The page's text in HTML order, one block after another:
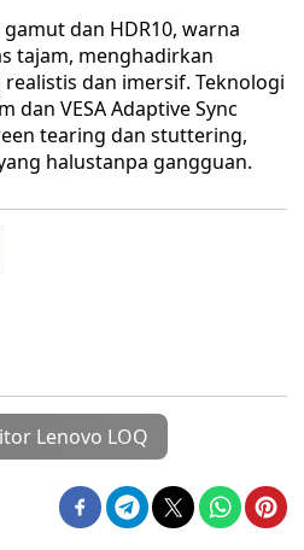
dan HDR10, warna
tajam, menghadirkan
dan imersif. Teknologi
dan VESA Adaptive Sync
tearing dan stuttering,
halustanpa gangguan.
Lenovo LOQ